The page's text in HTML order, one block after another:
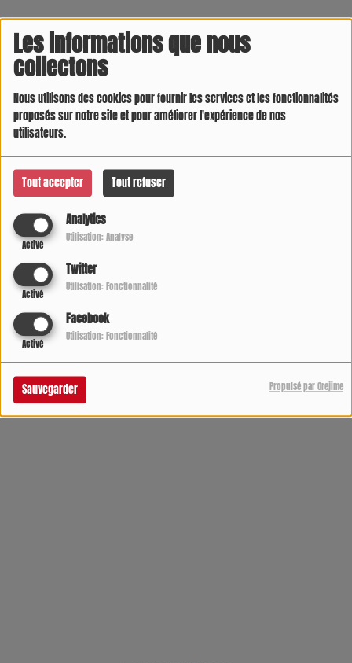
Les informations que nous
collectons
Nous utilisons des cookies pour fournir les services et les fonctionnalités
proposés sur notre site et pour améliorer l'expérience de nos
utilisateurs.
Tout accepter Tout refuser
Analytics
Activé
Utilisation: Analyse
Twitter
Activé
Utilisation: Fonctionnalité
Facebook
Activé
Utilisation: Fonctionnalité
Sauvegarder Propulsé par Orejime